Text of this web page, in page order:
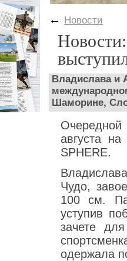
← Новости
Владислава и
Шаморине,
Очередной
августа
SPHERE.
Чудо,
100 см.
уступив
зачете
одержала